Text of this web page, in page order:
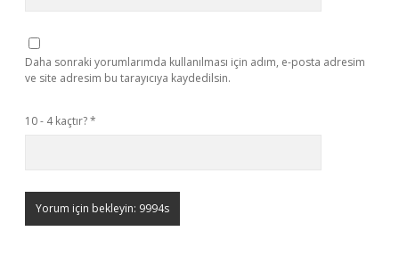
Daha sonraki yorumlarımda kullanılması için adım, e-posta adresim
ve site adresim bu tarayıcıya kaydedilsin.
10 - 4 kaçtır?*